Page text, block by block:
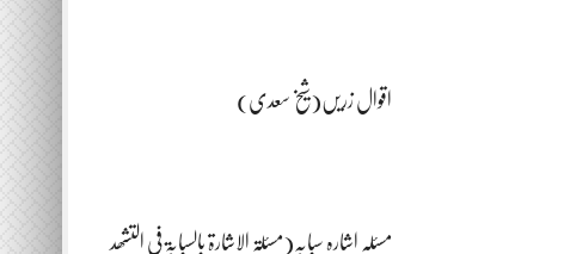
اقوال زریں(شیخ سعدی)
مسئلہ اشارہ سبابہ(مسئلۃ الاشارۃ بالسبابۃ فی التشھد